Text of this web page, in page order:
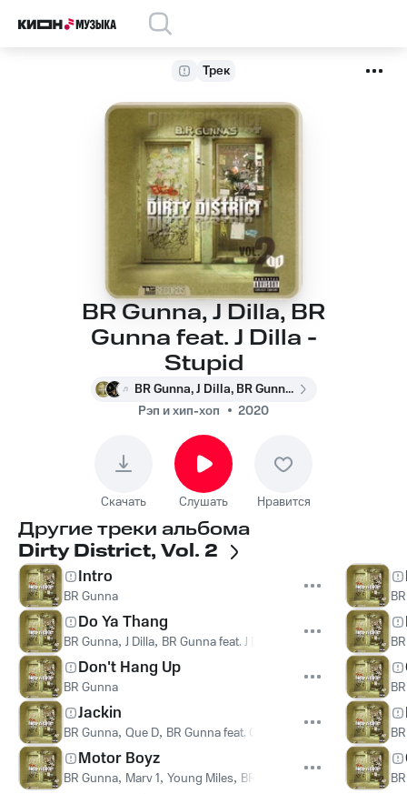
Трек
BR Gunna, J Dilla, BR
Gunna feat. J Dilla -
Stupid
BR Gunna, J Dilla, BR Gunna feat. J Dilla
Рэп и хип-хоп
2020
Скачать Слушать Нравится
Другие треки альбома
Dirty District, Vol. 2
Intro
BR Gunna
Do Ya Thang
BR Gunna, J Dilla, BR Gunna feat. J Dilla
Don't Hang Up
BR Gunna
Jackin
BR Gunna, Que D, BR Gunna feat. Que D
Motor Boyz
BR Gunna, Marv 1, Young Miles, BR Gunna feat. Marv 1, Young